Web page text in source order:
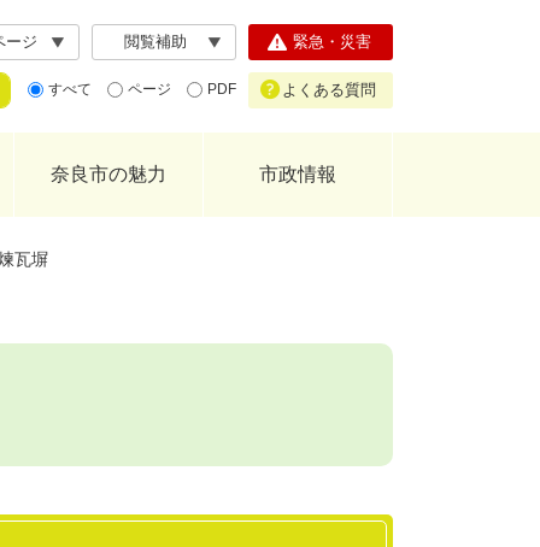
ージ 閲覧補助
すべて ページ PDF
緊急・災害
よくある質問
奈良市の魅力 市政情報
瓦塀